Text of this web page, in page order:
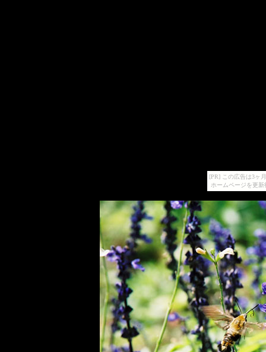
[PR] この広告は3ヶ
ホームページを更